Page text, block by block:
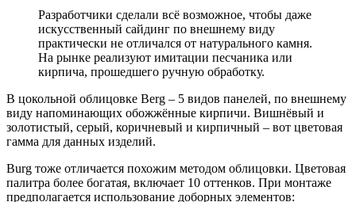
Разработчики сделали всё возможное, чтобы даже
искусственный сайдинг по внешнему виду
практически не отличался от натурального камня.
На рынке реализуют имитации песчаника или
кирпича, прошедшего ручную обработку.
В цокольной облицовке Berg – 5 видов панелей, по внешнему
виду напоминающих обожжённые кирпичи. Вишнёвый и
золотистый, серый, коричневый и кирпичный – вот цветовая
гамма для данных изделий.
Burg тоже отличается похожим методом облицовки. Цветовая
палитра более богатая, включает 10 оттенков. При монтаже
предполагается использование доборных элементов: